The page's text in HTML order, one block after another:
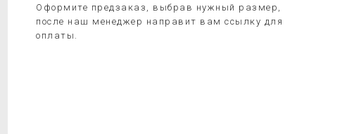
Оформите предзаказ, выбрав нужный размер,
после наш менеджер направит вам ссылку для
оплаты.